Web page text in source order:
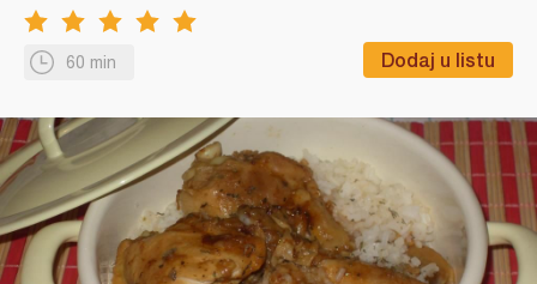
60 min Dodaj u listu